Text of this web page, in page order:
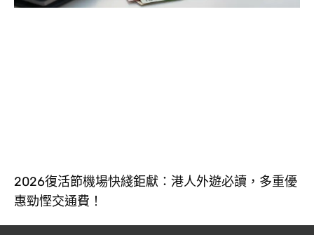
2026復活節機場快綫鉅獻：港人外遊必讀，多重優
惠勁慳交通費！